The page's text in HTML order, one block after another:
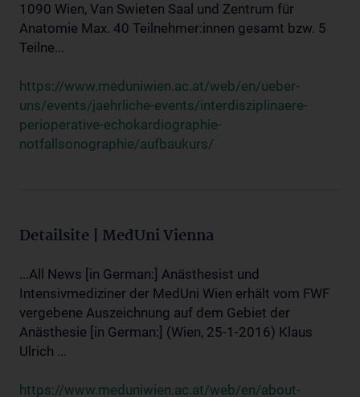
1090 Wien, Van Swieten Saal und Zentrum für
Anatomie Max. 40 Teilnehmer:innen gesamt bzw. 5
Teilne...
https://www.meduniwien.ac.at/web/en/ueber-
uns/events/jaehrliche-events/interdisziplinaere-
perioperative-echokardiographie-
notfallsonographie/aufbaukurs/
Detailsite | MedUni Vienna
...All News [in German:] Anästhesist und
Intensivmediziner der MedUni Wien erhält vom FWF
vergebene Auszeichnung auf dem Gebiet der
Anästhesie [in German:] (Wien, 25-1-2016) Klaus
Ulrich ...
https://www.meduniwien.ac.at/web/en/about-